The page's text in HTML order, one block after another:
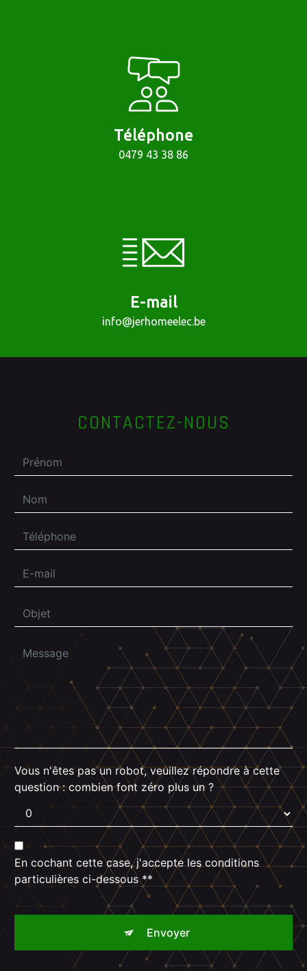
Téléphone
0479 43 38 86
E-mail
info@jerhomeelec.be
CONTACTEZ-NOUS
Vous n'êtes pas un robot, veuillez répondre à cette
question : combien font zéro plus un ?
En cochant cette case, j'accepte les conditions
particulières ci-dessous **
Envoyer